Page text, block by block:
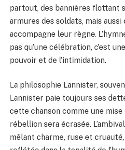
partout, des bannières flottant
armures des soldats, mais aussi
accompagne leur règne.
pas qu’une célébration, c’est
pouvoir et de l’intimidation.
La philosophie Lannister,
Lannister paie toujours ses
cette chanson comme une
rébellion sera écrasée.
mêlant charme, ruse et